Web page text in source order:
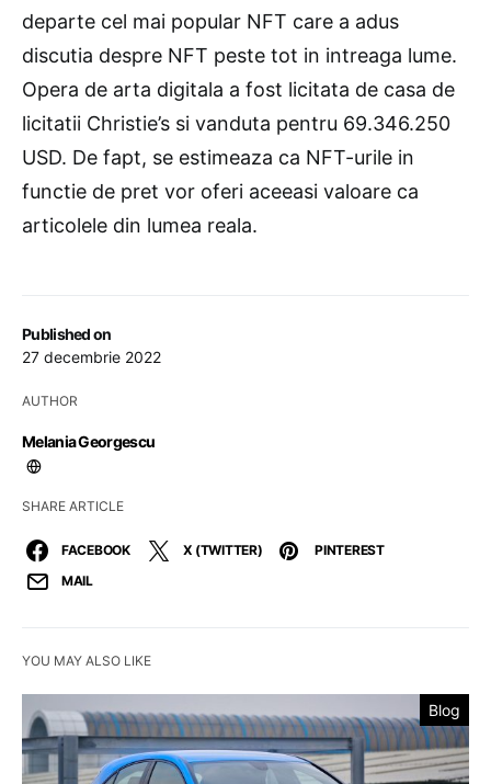
Published on
27 decembrie 2022
AUTHOR
Melania Georgescu
SHARE ARTICLE
FACEBOOK X (TWITTER)
PINTEREST
MAIL
departe cel mai popular NFT care a adus
discutia despre NFT peste tot in intreaga lume.
Opera de arta digitala a fost licitata de casa de
licitatii Christie’s si vanduta pentru 69.346.250
USD. De fapt, se estimeaza ca NFT-urile in
functie de pret vor oferi aceeasi valoare ca
articolele din lumea reala.
YOU MAY ALSO LIKE
Blog